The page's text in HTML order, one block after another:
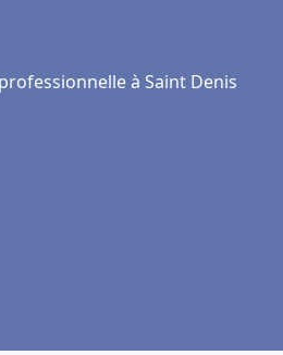
à Saint Denis